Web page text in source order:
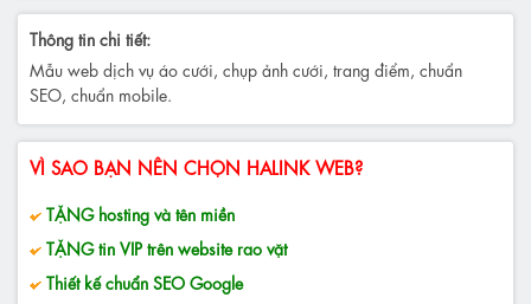
Thông tin chi tiết:
Mẫu web dịch vụ áo cưới, chụp ảnh cưới, trang điểm, chuẩn
SEO, chuẩn mobile.
VÌ SAO BẠN NÊN CHỌN HALINK WEB?
TẶNG hosting và tên miền
TẶNG tin VIP trên website rao vặt
Thiết kế chuẩn SEO Google